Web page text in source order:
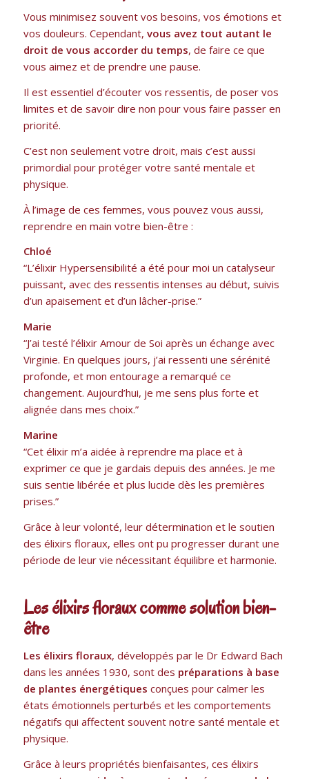
Vous minimisez souvent vos besoins, vos émotions et
vos douleurs. Cependant, vous avez tout autant le
droit de vous accorder du temps, de faire ce que
vous aimez et de prendre une pause.
Il est essentiel d’écouter vos ressentis, de poser vos
limites et de savoir dire non pour vous faire passer en
priorité.
C’est non seulement votre droit, mais c’est aussi
primordial pour protéger votre santé mentale et
physique.
À l’image de ces femmes, vous pouvez vous aussi,
reprendre en main votre bien-être :
Chloé
“L’élixir Hypersensibilité a été pour moi un catalyseur
puissant, avec des ressentis intenses au début, suivis
d’un apaisement et d’un lâcher-prise.”
Marie
“J’ai testé l’élixir Amour de Soi après un échange avec
Virginie. En quelques jours, j’ai ressenti une sérénité
profonde, et mon entourage a remarqué ce
changement. Aujourd’hui, je me sens plus forte et
alignée dans mes choix.”
Marine
“Cet élixir m’a aidée à reprendre ma place et à
exprimer ce que je gardais depuis des années. Je me
suis sentie libérée et plus lucide dès les premières
prises.”
Grâce à leur volonté, leur détermination et le soutien
des élixirs floraux, elles ont pu progresser durant une
période de leur vie nécessitant équilibre et harmonie.
Les élixirs floraux comme solution bien-
être
Les élixirs floraux, développés par le Dr Edward Bach
dans les années 1930, sont des préparations à base
de plantes énergétiques conçues pour calmer les
états émotionnels perturbés et les comportements
négatifs qui affectent souvent notre santé mentale et
physique.
Grâce à leurs propriétés bienfaisantes, ces élixirs